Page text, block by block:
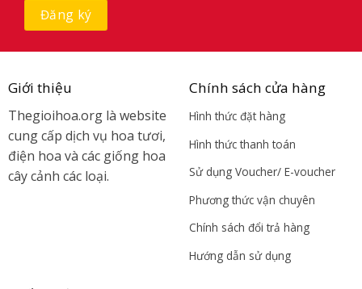
Giới thiệu
Thegioihoa.org là website
cung cấp dịch vụ hoa tươi,
điện hoa và các giống hoa
cây cảnh các loại.
Chính sách cửa hàng
Hình thức đặt hàng
Hình thức thanh toán
Sử dụng Voucher/ E-voucher
Phương thức vận chuyên
Chính sách đổi trả hàng
Hướng dẫn sử dụng